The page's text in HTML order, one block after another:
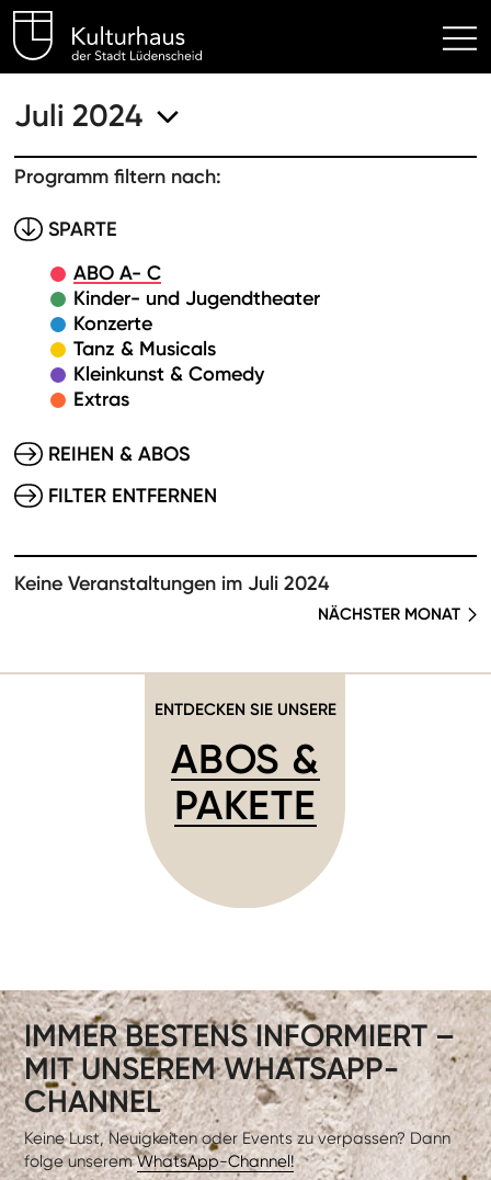
Kulturhaus Lüdenscheid
Juli 2024
Programm filtern nach:
SPARTE
ABO A- C
Kinder- und Jugendtheater
Konzerte
Tanz & Musicals
Kleinkunst & Comedy
Extras
REIHEN & ABOS
FILTER ENTFERNEN
Keine Veranstaltungen im Juli 2024
NÄCHSTER MONAT
ENTDECKEN SIE UNSERE
ABOS &
PAKETE
IMMER BESTENS INFORMIERT –
MIT UNSEREM WHATSAPP-
CHANNEL
Keine Lust, Neuigkeiten oder Events zu verpassen? Dann
folge unseremWhatsApp-Channel!